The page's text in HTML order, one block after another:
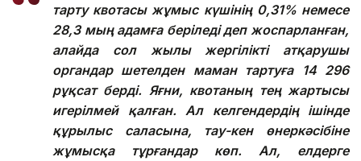
тарту квотасы жұмыс күшінің 0,31% немесе
28,3 мың адамға беріледі деп жоспарланған,
алайда сол жылы жергілікті атқарушы
органдар шетелден маман тартуға 14 296
рұқсат берді. Яғни, квотаның тең жартысы
игерілмей қалған. Ал келгендердің ішінде
құрылыс саласына, тау-кен өнеркәсібіне
жұмысқа тұрғандар көп. Ал, елдерге